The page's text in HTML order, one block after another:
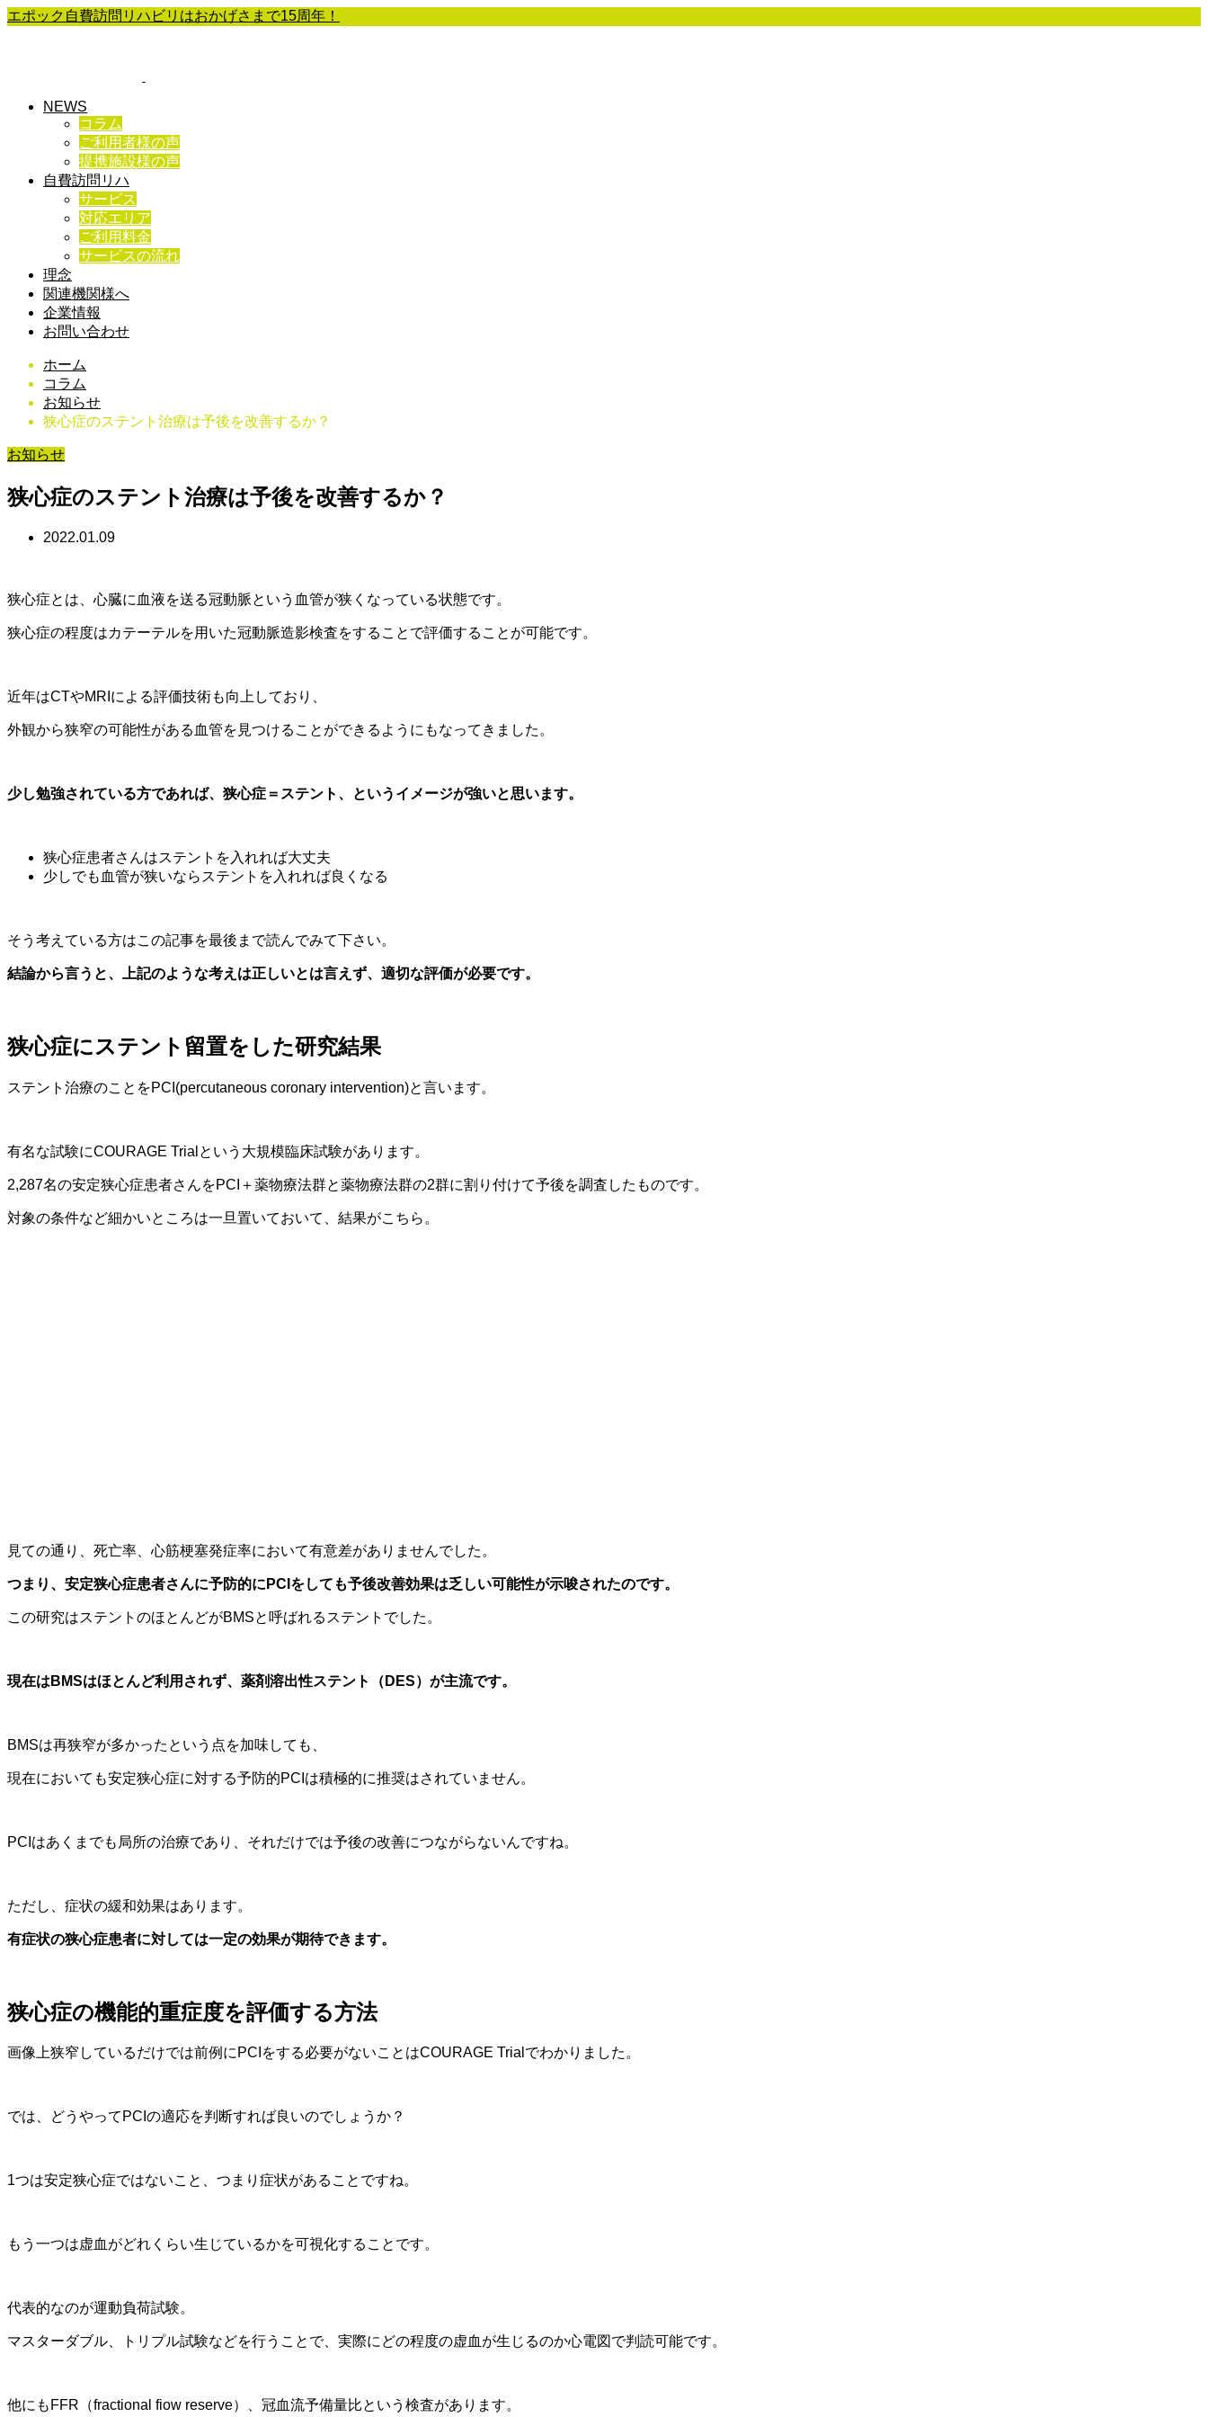
エポック自費訪問リハビリはおかげさまで15周年！
NEWS
コラム
ご利用者様の声
提携施設様の声
自費訪問リハ
サービス
対応エリア
ご利用料金
サービスの流れ
理念
関連機関様へ
企業情報
お問い合わせ
ホーム
コラム
お知らせ
狭心症のステント治療は予後を改善するか？
お知らせ
狭心症のステント治療は予後を改善するか？
2022.01.09
狭心症とは、心臓に血液を送る冠動脈という血管が狭くなっている状態です。
狭心症の程度はカテーテルを用いた冠動脈造影検査をすることで評価することが可能です。
近年はCTやMRIによる評価技術も向上しており、
外観から狭窄の可能性がある血管を見つけることができるようにもなってきました。
少し勉強されている方であれば、狭心症＝ステント、というイメージが強いと思います。
狭心症患者さんはステントを入れれば大丈夫
少しでも血管が狭いならステントを入れれば良くなる
そう考えている方はこの記事を最後まで読んでみて下さい。
結論から言うと、上記のような考えは正しいとは言えず、適切な評価が必要です。
狭心症にステント留置をした研究結果
ステント治療のことをPCI(percutaneous coronary intervention)と言います。
有名な試験にCOURAGE Trialという大規模臨床試験があります。
2,287名の安定狭心症患者さんをPCI＋薬物療法群と薬物療法群の2群に割り付けて予後を調査したものです。
対象の条件など細かいところは一旦置いておいて、結果がこちら。
見ての通り、死亡率、心筋梗塞発症率において有意差がありませんでした。
つまり、安定狭心症患者さんに予防的にPCIをしても予後改善効果は乏しい可能性が示唆されたのです。
この研究はステントのほとんどがBMSと呼ばれるステントでした。
現在はBMSはほとんど利用されず、薬剤溶出性ステント（DES）が主流です。
BMSは再狭窄が多かったという点を加味しても、
現在においても安定狭心症に対する予防的PCIは積極的に推奨はされていません。
PCIはあくまでも局所の治療であり、それだけでは予後の改善につながらないんですね。
ただし、症状の緩和効果はあります。
有症状の狭心症患者に対しては一定の効果が期待できます。
狭心症の機能的重症度を評価する方法
画像上狭窄しているだけでは前例にPCIをする必要がないことはCOURAGE Trialでわかりました。
では、どうやってPCIの適応を判断すれば良いのでしょうか？
1つは安定狭心症ではないこと、つまり症状があることですね。
もう一つは虚血がどれくらい生じているかを可視化することです。
代表的なのが運動負荷試験。
マスターダブル、トリプル試験などを行うことで、実際にどの程度の虚血が生じるのか心電図で判読可能です。
他にもFFR（fractional fiow reserve）、冠血流予備量比という検査があります。